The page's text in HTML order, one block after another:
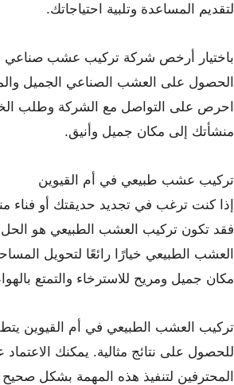
لتقديم المساعدة وتلبية احتياجاتك.
باختيار أرخص شركة تركيب عشب صناعي
الحصول على العشب الصناعي الجميل
احرص على التواصل مع الشركة وطلب
منشأتك إلى مكان جميل وأنيق.
تركيب عشب طبيعي في أم القيوين
إذا كنت ترغب في تجديد حديقتك أو فناء
فقد تكون تركيب العشب الطبيعي هو الحل
العشب الطبيعي خيارًا رائعًا لتحويل
مكان جميل ومريح للاسترخاء والتمتع
تركيب العشب الطبيعي في أم القيوين
للحصول على نتائج مثالية. يمكنك
المحترفين لتنفيذ هذه المهمة بشكل